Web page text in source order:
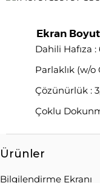
Ekran
Dahili Hafıza
Parlaklık (w/o
Çözünürlük :
Çoklu
Ürünler
Bilgilendirme Ekranı